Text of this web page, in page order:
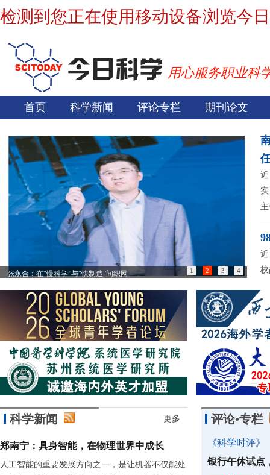
检测到您正在使用移动设备浏览今
用心服务职业科
首页 科学新闻 评论专栏 期刊论文
张永合：在“慢科学”与“快制造”间织网 85
1 2 3 4
科学新闻 更多
郑南宁：具身智能，在物理世界中成长
人工智能的重要发展方向之一，是让机器不仅能处
评论•专栏
《科学时评》
银行午休试点